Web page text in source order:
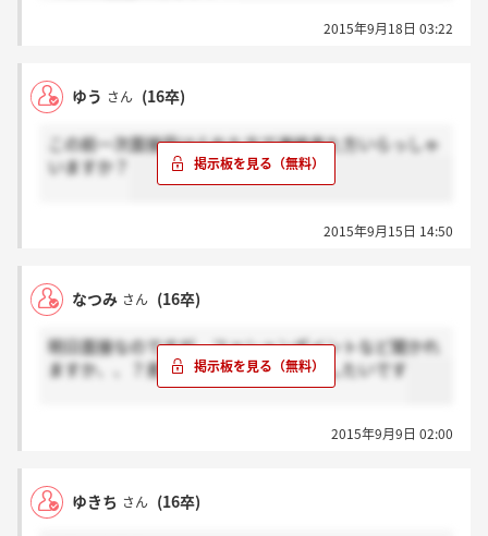
2015年9月18日 03:22
ゆう さん (16卒)
この前一次面接受けられた方で連絡来た方いらっしゃ
いますか？
2015年9月15日 14:50
なつみ さん (16卒)
明日面接なのですが、ファションポイントなど聞かれ
ますか、、？差し支えなければお聞きしたいです
2015年9月9日 02:00
ゆきち さん (16卒)